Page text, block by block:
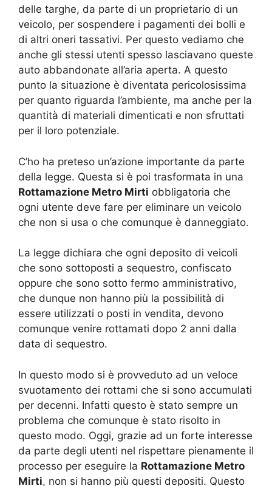
delle targhe, da parte di un proprietario di un
veicolo, per sospendere i pagamenti dei bolli e
di altri oneri tassativi. Per questo vediamo che
anche gli stessi utenti spesso lasciavano queste
auto abbandonate all’aria aperta. A questo
punto la situazione è diventata pericolosissima
per quanto riguarda l’ambiente, ma anche per la
quantità di materiali dimenticati e non sfruttati
per il loro potenziale.
C’ho ha preteso un’azione importante da parte
della legge. Questa si è poi trasformata in una
Rottamazione Metro Mirti obbligatoria che
ogni utente deve fare per eliminare un veicolo
che non si usa o che comunque è danneggiato.
La legge dichiara che ogni deposito di veicoli
che sono sottoposti a sequestro, confiscato
oppure che sono sotto fermo amministrativo,
che dunque non hanno più la possibilità di
essere utilizzati o posti in vendita, devono
comunque venire rottamati dopo 2 anni dalla
data di sequestro.
In questo modo si è provveduto ad un veloce
svuotamento dei rottami che si sono accumulati
per decenni. Infatti questo è stato sempre un
problema che comunque è stato risolto in
questo modo. Oggi, grazie ad un forte interesse
da parte degli utenti nel rispettare pienamente il
processo per eseguire la Rottamazione Metro
Mirti, non si hanno più questi depositi. Questo